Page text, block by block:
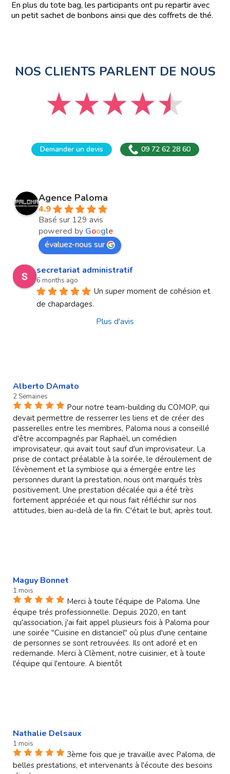
En plus du tote bag, les participants ont pu repartir avec
un petit sachet de bonbons ainsi que des coffrets de thé.
NOS CLIENTS PARLENT DE NOUS
Demander un devis 09 72 62 28 60
Agence Paloma
4.9
Basé sur 129 avis
powered by Google
évaluez-nous sur
secretariat administratif
6 months ago
Un super moment de cohésion et
de chapardages.
Plus d'avis
Alberto DAmato
2 Semaines
Pour notre team-building du COMOP, qui
devait permettre de resserrer les liens et de créer des
passerelles entre les membres, Paloma nous a conseillé
d'être accompagnés par Raphaël, un comédien
improvisateur, qui avait tout sauf d'un improvisateur. La
prise de contact préalable à la soirée, le déroulement de
l’évènement et la symbiose qui a émergée entre les
personnes durant la prestation, nous ont marqués très
positivement. Une prestation décalée qui a été très
fortement appréciée et qui nous fait réfléchir sur nos
attitudes, bien au-delà de la fin. C'était le but, après tout.
Maguy Bonnet
1 mois
Merci à toute l'équipe de Paloma. Une
équipe trés professionnelle. Depuis 2020, en tant
qu'association, j'ai fait appel plusieurs fois à Paloma pour
une soirée "Cuisine en distanciel" où plus d'une centaine
de personnes se sont retrouvées. Ils ont adoré et en
redemande. Merci à Clèment, notre cuisinier, et à toute
l'équipe qui l'entoure. A bientôt
Nathalie Delsaux
1 mois
3ème fois que je travaille avec Paloma, de
belles prestations, et intervenants à l'écoute des besoins